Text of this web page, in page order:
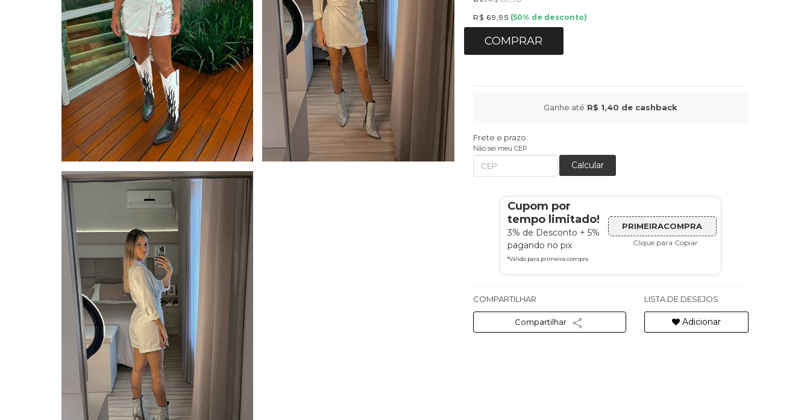
R$ 69,95 (50% de desconto)
COMPRAR
Ganhe até R$ 1,40 de cashback
Frete e prazo:
Não sei meu CEP
Calcular
Cupom por
tempo limitado!
3% de Desconto + 5%
pagando no pix
*Válido para primeira compra
PRIMEIRACOMPRA
Clique para Copiar
COMPARTILHAR
Compartilhar
LISTA DE DESEJOS
Adicionar